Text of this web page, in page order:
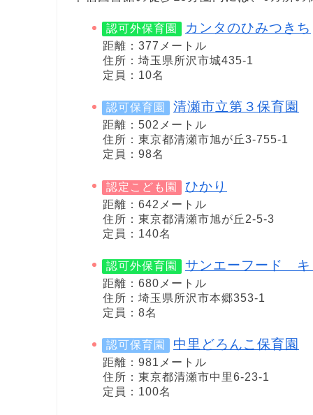
認可外保育園 カンタのひみつきち
距離：377メートル
住所：埼玉県所沢市城435-1
定員：10名
認可保育園 清瀬市立第３保育園
距離：502メートル
住所：東京都清瀬市旭が丘3-755-1
定員：98名
認定こども園 ひかり
距離：642メートル
住所：東京都清瀬市旭が丘2-5-3
定員：140名
認可外保育園 サンエーフード キ
距離：680メートル
住所：埼玉県所沢市本郷353-1
定員：8名
認可保育園 中里どろんこ保育園
距離：981メートル
住所：東京都清瀬市中里6-23-1
定員：100名